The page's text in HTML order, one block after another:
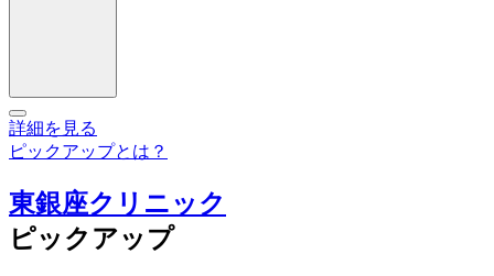
詳細を見る
ピックアップとは？
東銀座クリニック
ピックアップ